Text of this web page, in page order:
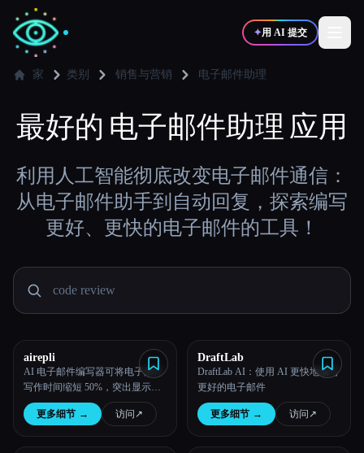
✦用 AI 提交
✍️写作者 🎨设计师
💻开发者 📈营销
🎓学生 🎬创作者
博客
比较工具
所有分类
家 类别 销售与营销 电子邮件助理
最好的 电子邮件助理 应用
利用人工智能彻底改变电子邮件通信：
从电子邮件助手到自动回复，探索编写
更好、更快的电子邮件的工具！
airepli
AI 电子邮件编写器可将电子邮件
写作时间缩短 50%，突出显示电
子邮件并生成即时的人类、内容
丰富的回复，模式化学习 AI 由
更多细节 → 访问 ↗︎
DraftLab
DraftLab AI：使用 AI 更快地编写
更好的电子邮件
更多细节 → 访问 ↗︎